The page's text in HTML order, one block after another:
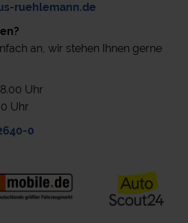
ruehlemann.de
an, wir stehen Ihnen gerne
Uhr
Uhr
0